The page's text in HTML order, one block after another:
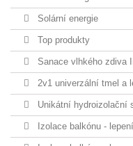
Solární energie
Top produkty
Sanace vlhkého zdiva
2v1 univerzální tmel a
Unikátní hydroizolační
Izolace balkónu -